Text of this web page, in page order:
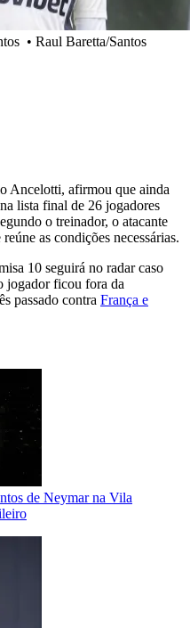
• Raul Baretta/Santos
Ancelotti, afirmou que ainda
lista final de 26 jogadores
o treinador, o atacante
as condições necessárias.
10 seguirá no radar caso
jogador ficou fora da
passado contra França e
de Neymar na Vila